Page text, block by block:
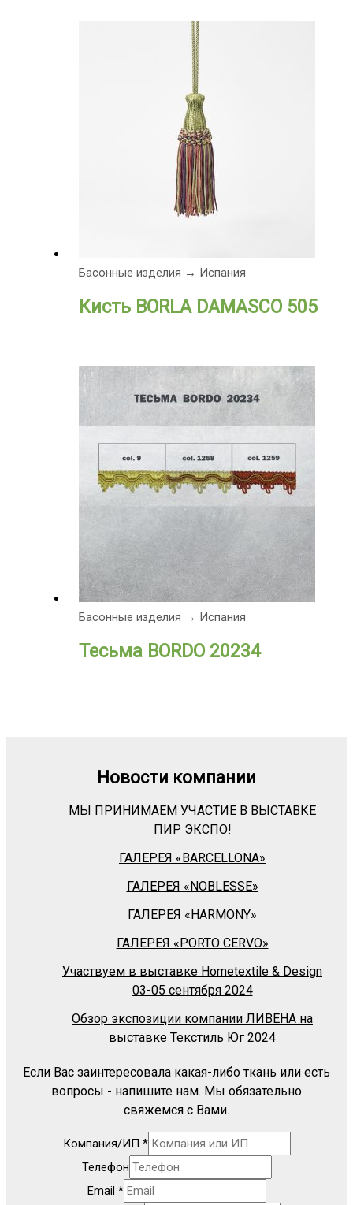
Басонные изделия → Испания
Кисть BORLA DAMASCO 505
Басонные изделия → Испания
Тесьма BORDO 20234
Новости компании
МЫ ПРИНИМАЕМ УЧАСТИЕ В ВЫСТАВКЕ
ПИР ЭКСПО!
ГАЛЕРЕЯ «BARСELLONA»
ГАЛЕРЕЯ «NOBLESSE»
ГАЛЕРЕЯ «HARMONY»
ГАЛЕРЕЯ «PORTO CERVO»
Участвуем в выставке Hometextile & Design
03-05 сентября 2024
Обзор экспозиции компании ЛИВЕНА на
выставке Текстиль Юг 2024
Если Вас заинтересовала какая-либо ткань или есть
вопросы - напишите нам. Мы обязательно
свяжемся с Вами.
Компания/ИП *
Телефон
Email *